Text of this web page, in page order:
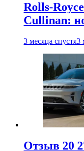
Rolls-
Cullinan:
3 месяца спустя3
Отзыв 20